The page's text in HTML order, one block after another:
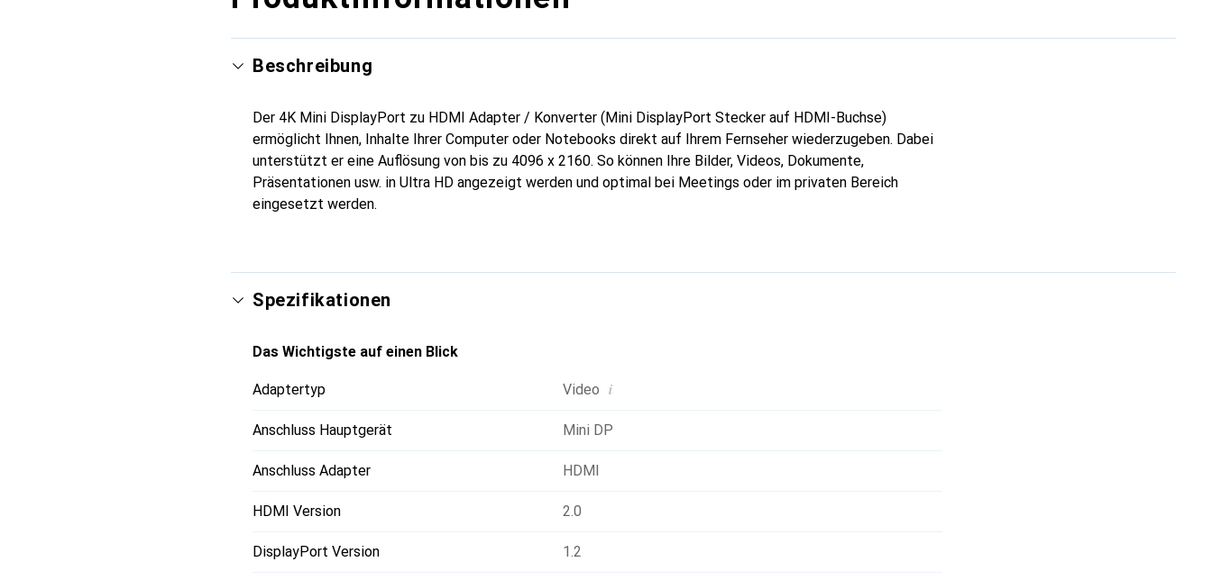
Beschreibung
Der 4K Mini DisplayPort zu HDMI Adapter / Konverter (Mini DisplayPort Stecker auf HDMI-Buchse)
ermöglicht Ihnen, Inhalte Ihrer Computer oder Notebooks direkt auf Ihrem Fernseher wiederzugeben. Dabei
unterstützt er eine Auflösung von bis zu 4096 x 2160. So können Ihre Bilder, Videos, Dokumente,
Präsentationen usw. in Ultra HD angezeigt werden und optimal bei Meetings oder im privaten Bereich
eingesetzt werden.
Spezifikationen
Das Wichtigste auf einen Blick
Adaptertyp Video i
Anschluss Hauptgerät Mini DP
Anschluss Adapter HDMI
HDMI Version 2.0
DisplayPort Version 1.2